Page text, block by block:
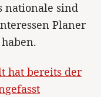
nationale sind
Planer
hat bereits der